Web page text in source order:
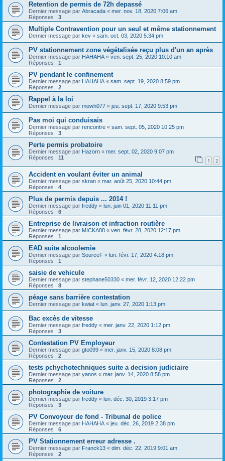
Retention de permis de 72h depassé
Dernier message par Abracada « mer. nov. 18, 2020 7:06 am
Réponses : 3
Multiple Contravention pour un seul et même stationnement
Dernier message par kev « sam. oct. 03, 2020 5:34 pm
PV stationnement zone végétalisée reçu plus d'un an après
Dernier message par HAHAHA « ven. sept. 25, 2020 10:10 am
Réponses : 1
PV pendant le confinement
Dernier message par HAHAHA « sam. sept. 19, 2020 8:59 pm
Réponses : 2
Rappel à la loi
Dernier message par mowh077 « jeu. sept. 17, 2020 9:53 pm
Pas moi qui conduisais
Dernier message par rencontre « sam. sept. 05, 2020 10:25 pm
Réponses : 3
Perte permis probatoire
Dernier message par Hazorn « mer. sept. 02, 2020 9:07 pm
Réponses : 11 1 2
Accident en voulant éviter un animal
Dernier message par skran « mar. août 25, 2020 10:44 pm
Réponses : 4
Plus de permis depuis ... 2014 !
Dernier message par freddy « lun. juin 01, 2020 11:11 pm
Réponses : 6
Entreprise de livraison et infraction routière
Dernier message par MICKA88 « ven. févr. 28, 2020 12:17 pm
Réponses : 1
EAD suite alcoolemie
Dernier message par SourceF « lun. févr. 17, 2020 4:18 pm
Réponses : 1
saisie de vehicule
Dernier message par stephane50330 « mer. févr. 12, 2020 12:22 pm
Réponses : 8
péage sans barrière contestation
Dernier message par kwiat « lun. janv. 27, 2020 1:13 pm
Bac excès de vitesse
Dernier message par freddy « mer. janv. 22, 2020 1:12 pm
Réponses : 3
Contestation PV Employeur
Dernier message par gto099 « mer. janv. 15, 2020 8:08 pm
Réponses : 2
tests pchychotechniques suite a decision judiciaire
Dernier message par yanos « mar. janv. 14, 2020 8:58 pm
Réponses : 2
photographie de voiture
Dernier message par freddy « lun. déc. 30, 2019 3:17 pm
Réponses : 3
PV Convoyeur de fond - Tribunal de police
Dernier message par HAHAHA « jeu. déc. 26, 2019 2:38 pm
Réponses : 6
PV Stationnement erreur adresse .
Dernier message par Franck13 « dim. déc. 22, 2019 9:01 am
Réponses : 2